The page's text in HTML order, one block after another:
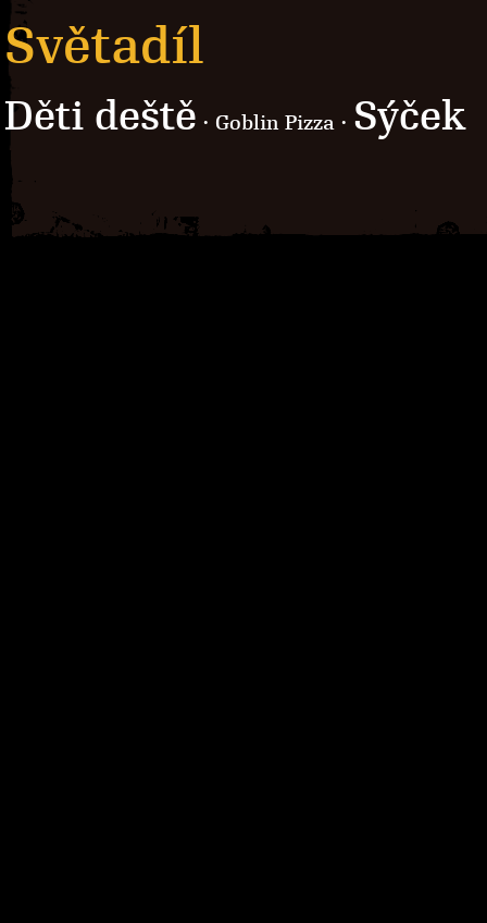
Světadíl
Děti deště · Goblin Pizza · Sýček